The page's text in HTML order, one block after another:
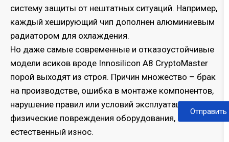
систему защиты от нештатных ситуаций. Например,
каждый хеширующий чип дополнен алюминиевым
радиатором для охлаждения.
Но даже самые современные и отказоустойчивые
модели асиков вроде Innosilicon A8 CryptoMaster
порой выходят из строя. Причин множество – брак
на производстве, ошибка в монтаже компонентов,
нарушение правил или условий эксплуатации,
физические повреждения оборудования,
естественный износ.
Отправить